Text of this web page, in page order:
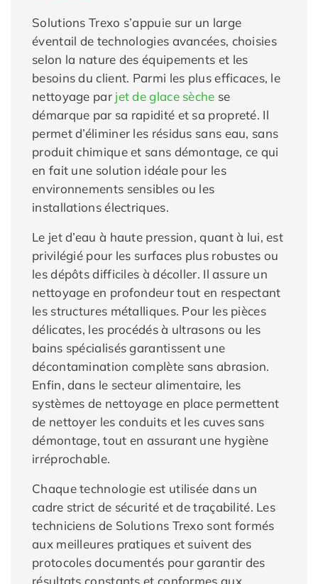
Solutions Trexo s’appuie sur un large
éventail de technologies avancées, choisies
selon la nature des équipements et les
besoins du client. Parmi les plus efficaces, le
nettoyage par jet de glace sèche se
démarque par sa rapidité et sa propreté. Il
permet d’éliminer les résidus sans eau, sans
produit chimique et sans démontage, ce qui
en fait une solution idéale pour les
environnements sensibles ou les
installations électriques.
Le jet d’eau à haute pression, quant à lui, est
privilégié pour les surfaces plus robustes ou
les dépôts difficiles à décoller. Il assure un
nettoyage en profondeur tout en respectant
les structures métalliques. Pour les pièces
délicates, les procédés à ultrasons ou les
bains spécialisés garantissent une
décontamination complète sans abrasion.
Enfin, dans le secteur alimentaire, les
systèmes de nettoyage en place permettent
de nettoyer les conduits et les cuves sans
démontage, tout en assurant une hygiène
irréprochable.
Chaque technologie est utilisée dans un
cadre strict de sécurité et de traçabilité. Les
techniciens de Solutions Trexo sont formés
aux meilleures pratiques et suivent des
protocoles documentés pour garantir des
résultats constants et conformes aux